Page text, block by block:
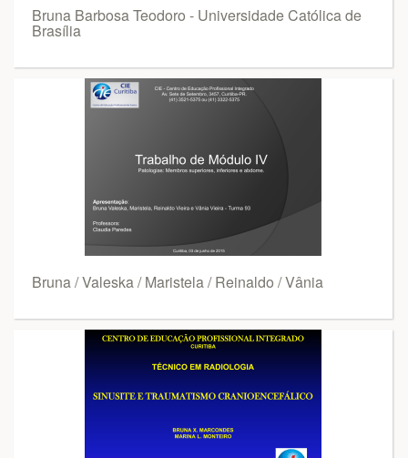
Bruna Barbosa Teodoro - Universidade Católica de
Brasília
Bruna / Valeska / Maristela / Reinaldo / Vânia